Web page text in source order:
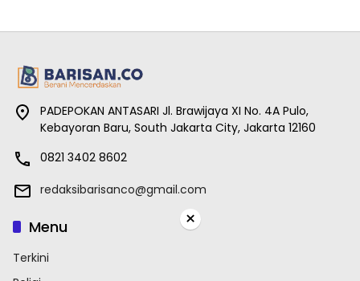
PADEPOKAN ANTASARI Jl. Brawijaya XI No. 4A Pulo,
Kebayoran Baru, South Jakarta City, Jakarta 12160
0821 3402 8602
redaksibarisanco@gmail.com
Menu
Terkini
×